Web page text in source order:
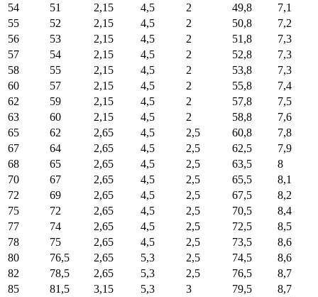
54
51 2,15 4,5 2 49,8
7,1
55
52 2,15 4,5 2 50,8
7,2
56
53 2,15 4,5 2 51,8
7,3
57
54 2,15 4,5 2 52,8
7,3
58
55 2,15 4,5 2 53,8
7,3
60
57 2,15 4,5 2 55,8
7,4
62
59 2,15 4,5 2 57,8
7,5
63
60 2,15 4,5 2 58,8
7,6
65
62 2,65 4,5 2,5 60,8
7,8
67
64 2,65 4,5 2,5 62,5
7,9
68
65 2,65 4,5 2,5 63,5
8
70
67 2,65 4,5 2,5 65,5
8,1
72
69 2,65 4,5 2,5 67,5
8,2
75
72 2,65 4,5 2,5 70,5
8,4
77
74 2,65 4,5 2,5 72,5
8,5
78
75 2,65 4,5 2,5 73,5
8,6
80
76,5 2,65 5,3 2,5 74,5
8,6
82
78,5 2,65 5,3 2,5 76,5
8,7
85
81,5 3,15 5,3 3 79,5
8,7